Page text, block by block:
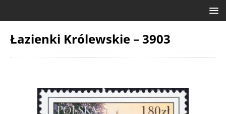
Łazienki Królewskie – 3903